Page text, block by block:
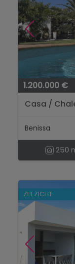
1.200.000 €
Casa /
Benissa
250
ZEEZICHT